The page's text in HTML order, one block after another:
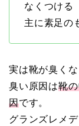
なくつける
主に素足の
実は靴が臭く
臭い原因は靴
因です。
グランズレメ